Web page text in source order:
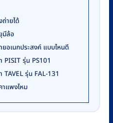
ายได้
มีล้อ
อเนกประสงค์ แบบไหนดี
PISIT รุ่น PS101
TAVEL รุ่น FAL-131
าแพงไหม